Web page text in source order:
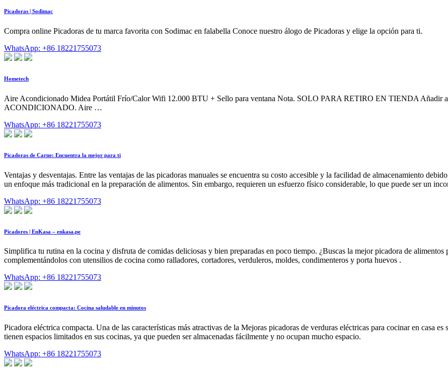
Picadoras | Sodimac
Compra online Picadoras de tu marca favorita con Sodimac en falabella Conoce nuestro álogo de Picadoras y elige la opción para ti.
WhatsApp: +86 18221755073
Hometech
Aire Acondicionado Midea Portátil Frío/Calor Wifi 12.000 BTU + Sello para ventana Nota. SOLO PARA RETIRO EN TIENDA Añadir
ACONDICIONADO. Aire …
WhatsApp: +86 18221755073
Picadoras de Carne: Encuentra la mejor para ti
Ventajas y desventajas. Entre las ventajas de las picadoras manuales se encuentra su costo accesible y la facilidad de almacenamiento
un enfoque más tradicional en la preparación de alimentos. Sin embargo, requieren un esfuerzo físico considerable, lo que puede ser un
WhatsApp: +86 18221755073
Picadores | EnKasa – enkasa.pe
Simplifica tu rutina en la cocina y disfruta de comidas deliciosas y bien preparadas en poco tiempo. ¿Buscas la mejor picadora de
complementándolos con utensilios de cocina como ralladores, cortadores, verduleros, moldes, condimenteros y porta huevos .
WhatsApp: +86 18221755073
Picadora eléctrica compacta: Cocina saludable en minutos
Picadora eléctrica compacta. Una de las características más atractivas de la Mejoras picadoras de verduras eléctricas para cocinar en casa
tienen espacios limitados en sus cocinas, ya que pueden ser almacenadas fácilmente y no ocupan mucho espacio.
WhatsApp: +86 18221755073